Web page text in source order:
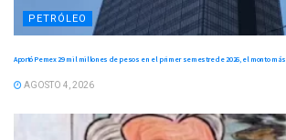
PETRÓLEO
Aportó Pemex 29 mil millones de pesos en el primer semestre de 2026, el monto
AGOSTO 4, 2026